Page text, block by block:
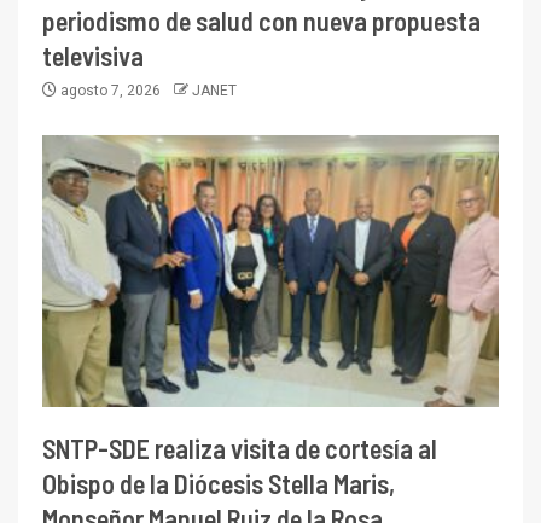
periodismo de salud con nueva propuesta
televisiva
agosto 7, 2026 JANET
SNTP-SDE realiza visita de cortesía al
Obispo de la Diócesis Stella Maris,